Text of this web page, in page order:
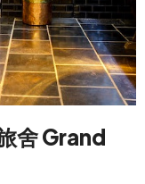
舍 Grand